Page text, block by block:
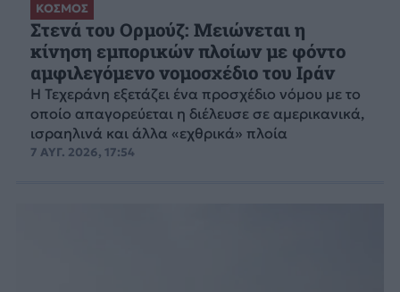
ΚΟΣΜΟΣ
Στενά του Ορμούζ: Μειώνεται η
κίνηση εμπορικών πλοίων με φόντο
αμφιλεγόμενο νομοσχέδιο του Ιράν
Η Τεχεράνη εξετάζει ένα προσχέδιο νόμου με το
οποίο απαγορεύεται η διέλευσε σε αμερικανικά,
ισραηλινά και άλλα «εχθρικά» πλοία
7 ΑΥΓ. 2026, 17:54